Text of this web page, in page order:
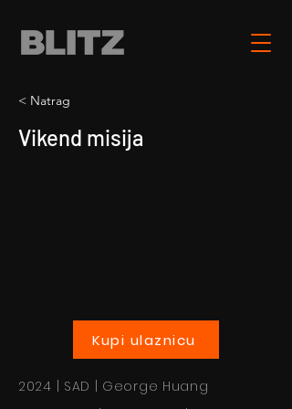
< Natrag
Vikend misija
Kupi ulaznicu
2024 | SAD | George Huang